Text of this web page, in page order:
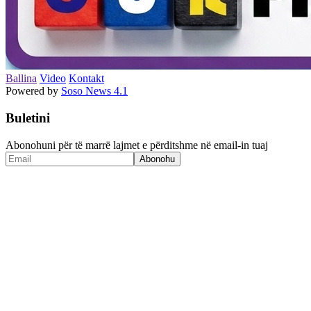
Ballina Video Kontakt
Powered by Soso News 4.1
Buletini
Abonohuni për të marrë lajmet e përditshme në email-in tuaj
Abonohu